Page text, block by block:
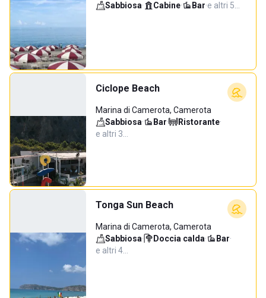
Sabbiosa· Cabine· Bar·e altri 5…
Ciclope Beach
Marina di Camerota, Camerota
Sabbiosa· Bar· Ristorante·
e altri 3…
Tonga Sun Beach
Marina di Camerota, Camerota
Sabbiosa· Doccia calda· Bar·
e altri 4…